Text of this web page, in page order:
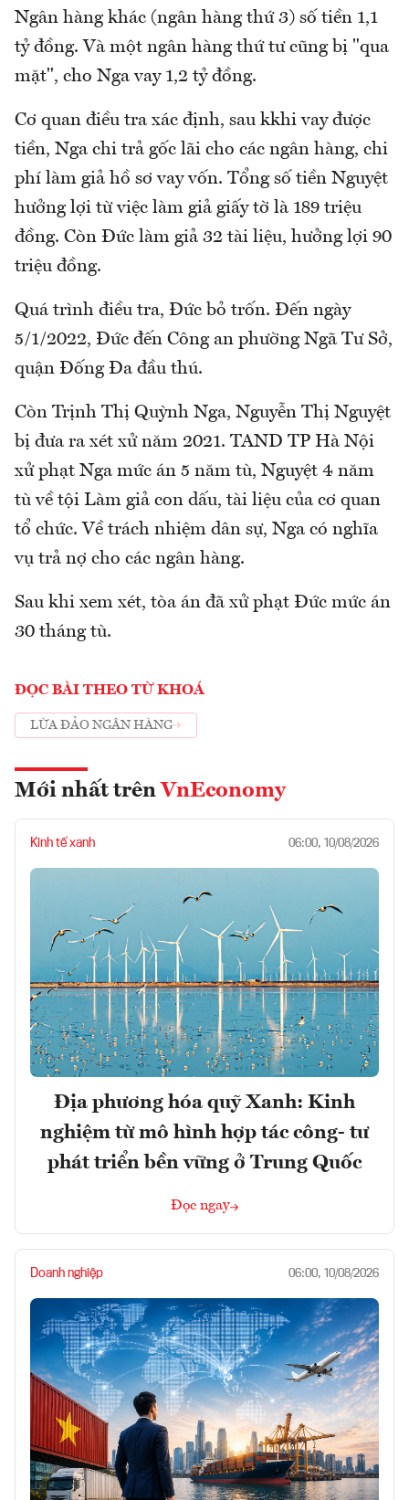
Ngân hàng khác (ngân hàng thứ 3) số tiền 1,1
tỷ đồng. Và một ngân hàng thứ tư cũng bị "qua
mặt", cho Nga vay 1,2 tỷ đồng.
Cơ quan điều tra xác định, sau kkhi vay được
tiền, Nga chi trả gốc lãi cho các ngân hàng, chi
phí làm giả hồ sơ vay vốn. Tổng số tiền Nguyệt
hưởng lợi từ việc làm giả giấy tờ là 189 triệu
đồng. Còn Đức làm giả 32 tài liệu, hưởng lợi 90
triệu đồng.
Quá trình điều tra, Đức bỏ trốn. Đến ngày
5/1/2022, Đức đến Công an phường Ngã Tư Sở,
quận Đống Đa đầu thú.
Còn Trịnh Thị Quỳnh Nga, Nguyễn Thị Nguyệt
bị đưa ra xét xử năm 2021. TAND TP Hà Nội
xử phạt Nga mức án 5 năm tù, Nguyệt 4 năm
tù về tội Làm giả con dấu, tài liệu của cơ quan
tổ chức. Về trách nhiệm dân sự, Nga có nghĩa
vụ trả nợ cho các ngân hàng.
Sau khi xem xét, tòa án đã xử phạt Đức mức án
30 tháng tù.
ĐỌC BÀI THEO TỪ KHOÁ
LỪA ĐẢO NGÂN HÀNG
Mới nhất trên VnEconomy
Kinh tế xanh 06:00, 10/08/2026
Địa phương hóa quỹ Xanh: Kinh
nghiệm từ mô hình hợp tác công- tư
phát triển bền vững ở Trung Quốc
Đọc ngay
Doanh nghiệp 06:00, 10/08/2026